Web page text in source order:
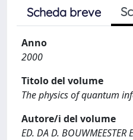
Scheda breve
Anno
2000
Titolo del volume
The physics of quantum
Autore/i del volume
ED. DA D. BOUWMEESTER